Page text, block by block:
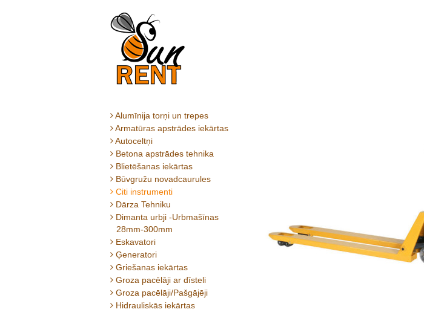
Alumīnija torņi un trepes
Armatūras apstrādes iekārtas
Autoceltņi
Betona apstrādes tehnika
Blietēšanas iekārtas
Būvgružu novadcaurules
Citi instrumenti
Dārza Tehniku
Dimanta urbji -Urbmašīnas
28mm-300mm
Eskavatori
Ģeneratori
Griešanas iekārtas
Groza pacēlāji ar dīsteli
Groza pacēlāji/Pašgājēji
Hidrauliskās iekārtas